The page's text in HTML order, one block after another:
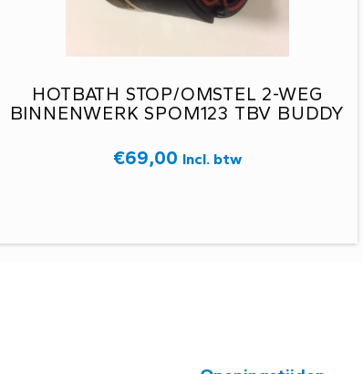
HOTBATH STOP/OMSTEL 2-WEG
BINNENWERK SPOM123 TBV BUDDY
€69,00 Incl. btw